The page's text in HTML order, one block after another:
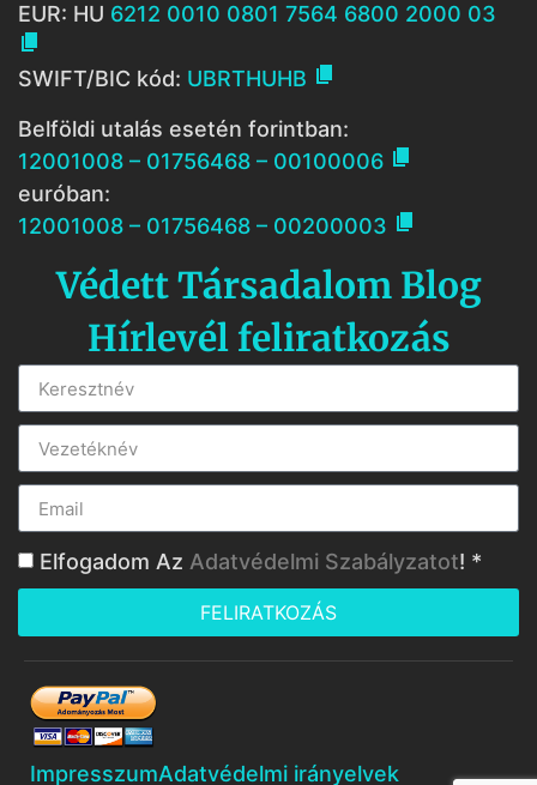
EUR: HU 6212 0010 0801 7564 6800 2000 03

SWIFT/BIC kód: UBRTHUHB 
Belföldi utalás esetén forintban:
12001008 – 01756468 – 00100006 
euróban:
12001008 – 01756468 – 00200003 
Védett Társadalom Blog
Hírlevél feliratkozás
Elfogadom Az Adatvédelmi Szabályzatot! *
FELIRATKOZÁS
ImpresszumAdatvédelmi irányelvek